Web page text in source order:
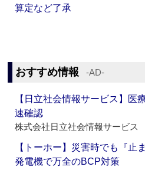
算定など了承
おすすめ情報 ‐AD‐
【日立社会情報サービス】医
速確認
株式会社日立社会情報サービス
【トーホー】災害時でも『
発電機で万全のBCP対策